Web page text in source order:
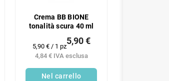
Crema BB BIONE
tonalità scura 40 ml
4,84 € IVA esclusa
5,90 €
Prezzo
della
5,90 € / 1 pz
Nel carrello